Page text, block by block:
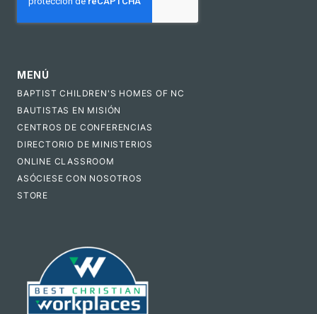
MENÚ
BAPTIST CHILDREN'S HOMES OF NC
BAUTISTAS EN MISIÓN
CENTROS DE CONFERENCIAS
DIRECTORIO DE MINISTERIOS
ONLINE CLASSROOM
ASÓCIESE CON NOSOTROS
STORE